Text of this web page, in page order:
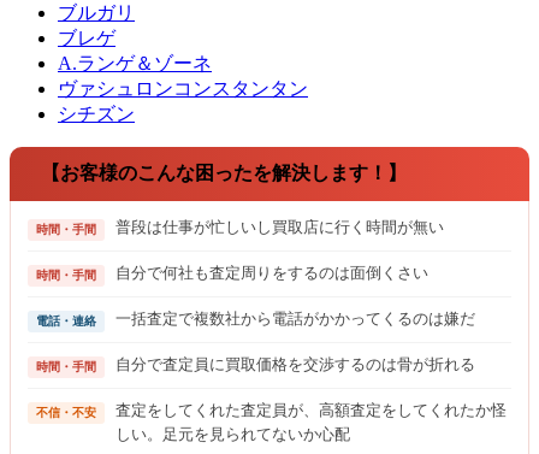
ブルガリ
ブレゲ
A.ランゲ＆ゾーネ
ヴァシュロンコンスタンタン
シチズン
【お客様のこんな困ったを解決します！】
時間・手間 普段は仕事が忙しいし買取店に行く時間が無い
時間・手間 自分で何社も査定周りをするのは面倒くさい
電話・連絡 一括査定で複数社から電話がかかってくるのは嫌だ
時間・手間 自分で査定員に買取価格を交渉するのは骨が折れる
不信・不安
査定をしてくれた査定員が、高額査定をしてくれたか怪
しい。足元を見られてないか心配